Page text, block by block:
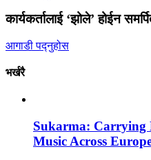
कार्यकर्तालाई ‘झोले’ होईन
आगाडी पद्नुहोस
भर्खरै
Sukarma: Carrying
Music Across